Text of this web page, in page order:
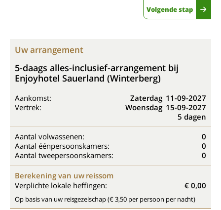
Volgende stap
Uw arrangement
5-daags alles-inclusief-arrangement bij
Enjoyhotel Sauerland (Winterberg)
Aankomst: Zaterdag 11-09-2027
Vertrek:
Woensdag 15-09-2027
5 dagen
Aantal volwassenen:
0
Aantal éénpersoonskamers:
0
Aantal tweepersoonskamers:
0
Berekening van uw reissom
Verplichte lokale heffingen:
€ 0,00
Op basis van uw reisgezelschap (€ 3,50 per persoon per nacht)